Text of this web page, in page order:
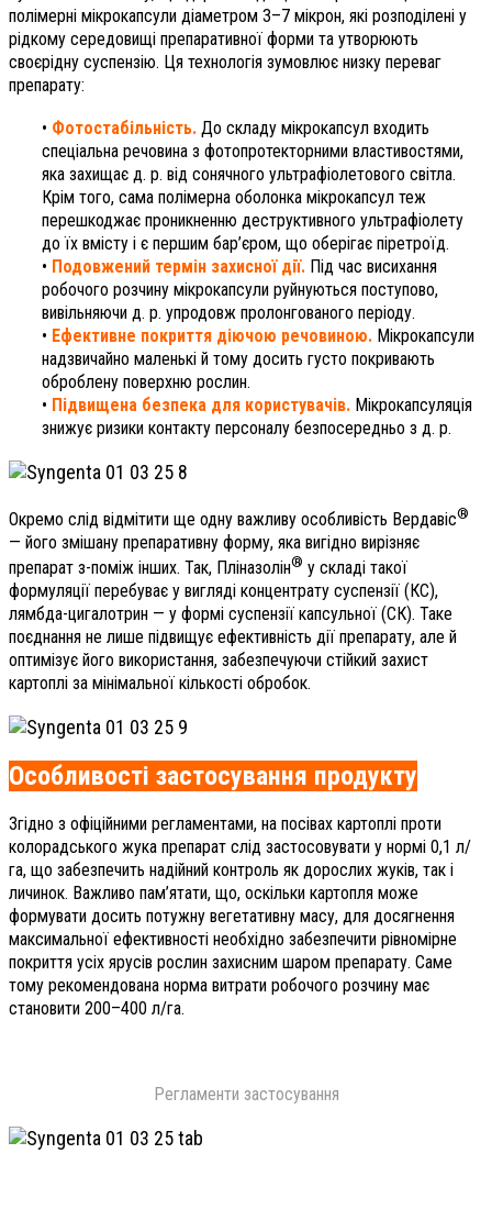
полімерні мікрокапсули діаметром 3–7 мікрон, які розподілені у
рідкому середовищі препаративної форми та утворюють
своєрідну суспензію. Ця технологія зумовлює низку переваг
препарату:
• Фотостабільність. До складу мікрокапсул входить
спеціальна речовина з фотопротекторними властивостями,
яка захищає д. р. від сонячного ультрафіолетового світла.
Крім того, сама полімерна оболонка мікрокапсул теж
перешкоджає проникненню деструктивного ультрафіолету
до їх вмісту і є першим бар’єром, що оберігає піретроїд.
• Подовжений термін захисної дії. Під час висихання
робочого розчину мікрокапсули руйнуються поступово,
вивільняючи д. р. упродовж пролонгованого періоду.
• Ефективне покриття діючою речовиною. Мікрокапсули
надзвичайно маленькі й тому досить густо покривають
оброблену поверхню рослин.
• Підвищена безпека для користувачів. Мікрокапсуляція
знижує ризики контакту персоналу безпосередньо з д. р.
Окремо слід відмітити ще одну важливу особливість Вердавіс®
— його змішану препаративну форму, яка вигідно вирізняє
препарат з-поміж інших. Так, Пліназолін® у складі такої
формуляції перебуває у вигляді концентрату суспензії (КС),
лямбда-цигалотрин — у формі суспензії капсульної (СК). Таке
поєднання не лише підвищує ефективність дії препарату, але й
оптимізує його використання, забезпечуючи стійкий захист
картоплі за мінімальної кількості обробок.
Особливості застосування продукту
Згідно з офіційними регламентами, на посівах картоплі проти
колорадського жука препарат слід застосовувати у нормі 0,1 л/
га, що забезпечить надійний контроль як дорослих жуків, так і
личинок. Важливо пам’ятати, що, оскільки картопля може
формувати досить потужну вегетативну масу, для досягнення
максимальної ефективності необхідно забезпечити рівномірне
покриття усіх ярусів рослин захисним шаром препарату. Саме
тому рекомендована норма витрати робочого розчину має
становити 200–400 л/га.
Регламенти застосування